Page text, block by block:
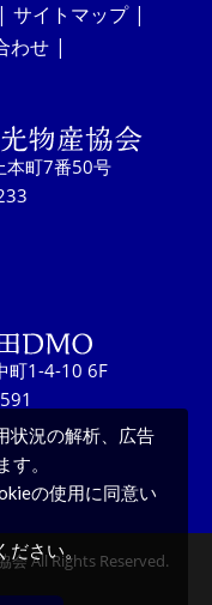
サイトマップ
わせ
本町7番50号
町1-4-10 6F
All Rights Reserved.
状況の解析、広告
。
の使用に同意い
ださい。